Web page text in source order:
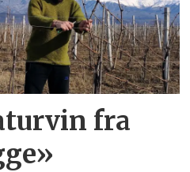
fra